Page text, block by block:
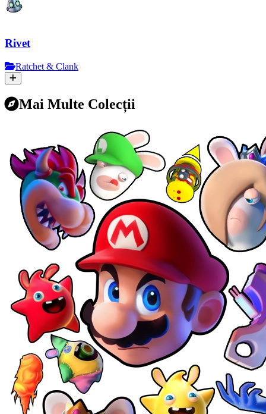
Rivet
Ratchet & Clank
Mai Multe Colecții